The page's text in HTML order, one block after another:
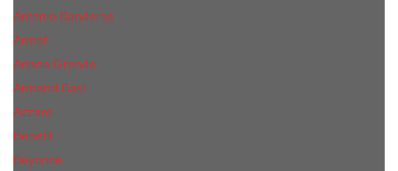
Antonio Banderas
Armaf
Ariana Grande
Armand Basi
Azzaro
Benefit
Beyonce